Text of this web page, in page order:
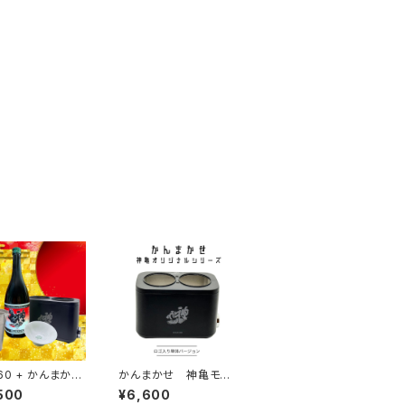
+ かんまかせ
錫チロリ + オ
平盃 x1 ＜純
かんまかせ 神亀モデ
ル本体
¥6,600